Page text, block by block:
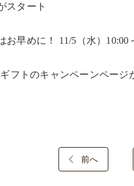
スタート​
お早めに！ 11/5（水）10:00
フトのキャンペーンページ
前へ